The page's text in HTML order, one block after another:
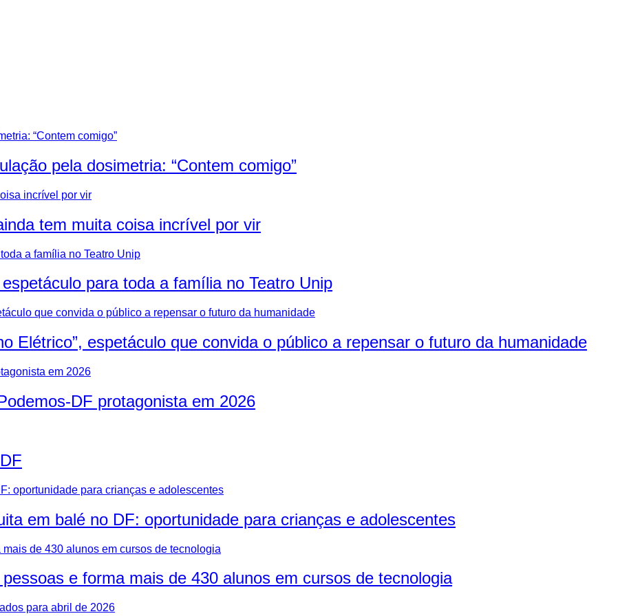
pela dosimetria: “Contem comigo”
tem muita coisa incrível por vir
para toda a família no Teatro Unip
Elétrico”, espetáculo que convida o público a repensar o futuro da humanidade
DF protagonista em 2026
em balé no DF: oportunidade para crianças e adolescentes
e forma mais de 430 alunos em cursos de tecnologia